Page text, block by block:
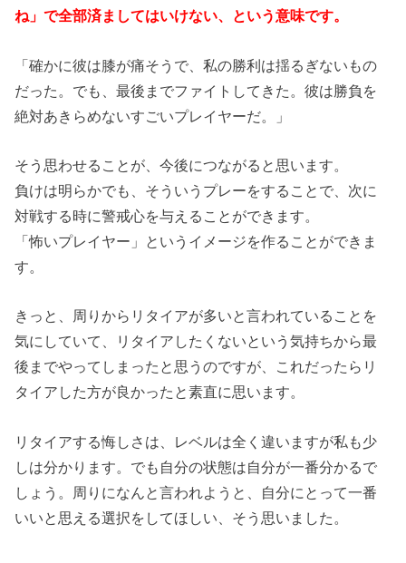
ね」で全部済ましてはいけない、という意味です。
「確かに彼は膝が痛そうで、私の勝利は揺るぎないもの
だった。でも、最後までファイトしてきた。彼は勝負を
絶対あきらめないすごいプレイヤーだ。」
そう思わせることが、今後につながると思います。
負けは明らかでも、そういうプレーをすることで、次に
対戦する時に警戒心を与えることができます。
「怖いプレイヤー」というイメージを作ることができま
す。
きっと、周りからリタイアが多いと言われていることを
気にしていて、リタイアしたくないという気持ちから最
後までやってしまったと思うのですが、これだったらリ
タイアした方が良かったと素直に思います。
リタイアする悔しさは、レベルは全く違いますが私も少
しは分かります。でも自分の状態は自分が一番分かるで
しょう。周りになんと言われようと、自分にとって一番
いいと思える選択をしてほしい、そう思いました。